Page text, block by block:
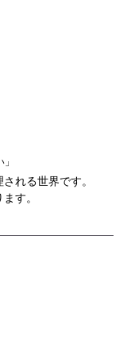
れる世界です。
す。